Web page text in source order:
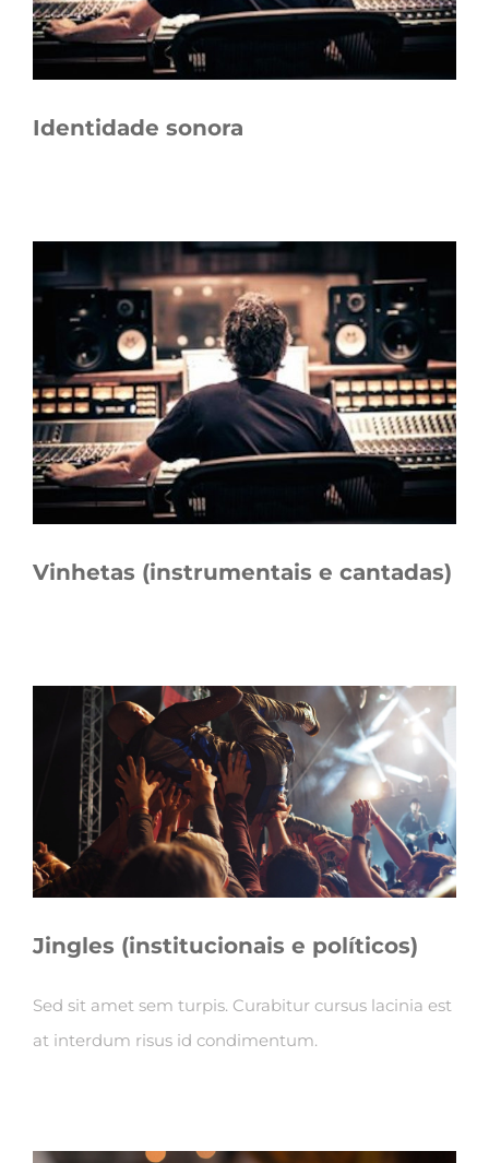
Identidade sonora
Vinhetas (instrumentais e cantadas)
Jingles (institucionais e políticos)
Sed sit amet sem turpis. Curabitur cursus lacinia est
at interdum risus id condimentum.